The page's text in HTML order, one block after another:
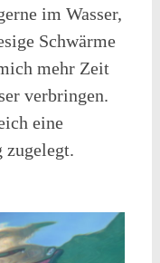
im Wasser,
Schwärme
mehr Zeit
verbringen.
eine
zugelegt.